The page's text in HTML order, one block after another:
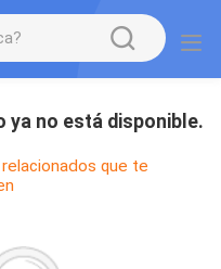
ya no está disponible.
que te